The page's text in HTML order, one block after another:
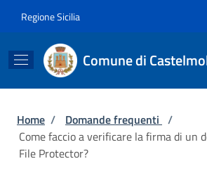
Regione Sicilia
Comune di
Briciole di pane
Home / Domande frequenti /
Come faccio a verificare la firma di un
File Protector?